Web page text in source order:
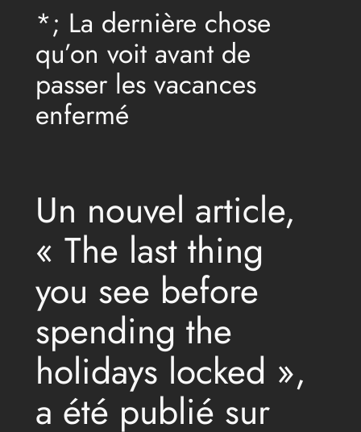
*; La dernière chose
qu’on voit avant de
passer les vacances
enfermé
Un nouvel article,
« The last thing
you see before
spending the
holidays locked »,
a été publié sur